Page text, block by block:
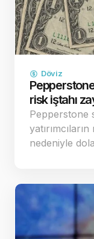
Döviz
risk iştahı
Pepperstone
nedeniyle